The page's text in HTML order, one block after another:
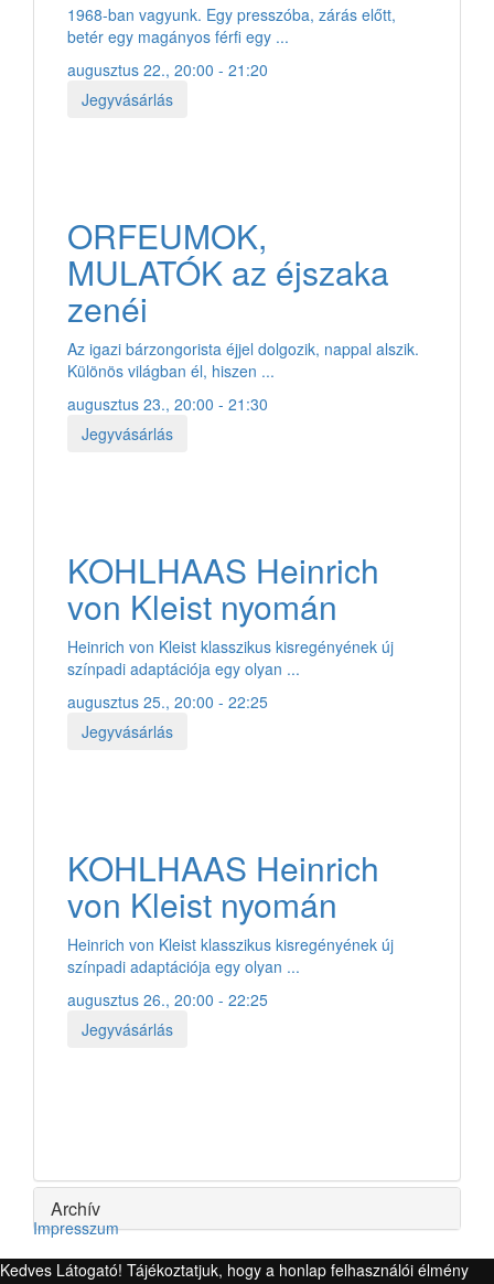
1968-ban vagyunk. Egy presszóba, zárás előtt,
betér egy magányos férfi egy ...
augusztus 22., 20:00 - 21:20
Jegyvásárlás
ORFEUMOK,
MULATÓK az éjszaka
zenéi
Az igazi bárzongorista éjjel dolgozik, nappal alszik.
Különös világban él, hiszen ...
augusztus 23., 20:00 - 21:30
Jegyvásárlás
KOHLHAAS Heinrich
von Kleist nyomán
Heinrich von Kleist klasszikus kisregényének új
színpadi adaptációja egy olyan ...
augusztus 25., 20:00 - 22:25
Jegyvásárlás
KOHLHAAS Heinrich
von Kleist nyomán
Heinrich von Kleist klasszikus kisregényének új
színpadi adaptációja egy olyan ...
augusztus 26., 20:00 - 22:25
Jegyvásárlás
Archív
Impresszum
Kedves Látogató! Tájékoztatjuk, hogy a honlap felhasználói élmény